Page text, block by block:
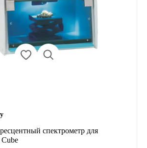
спектрометр для